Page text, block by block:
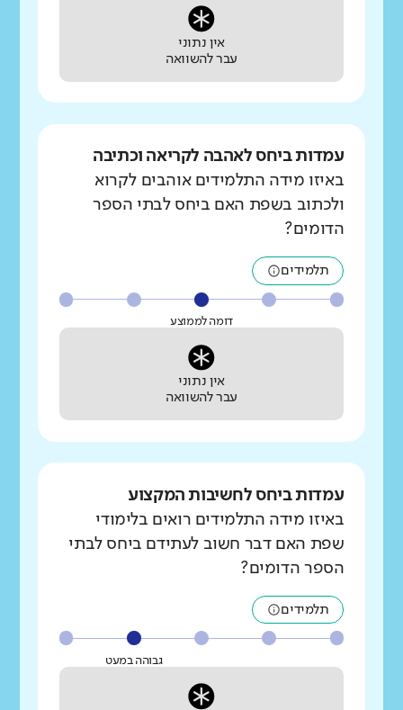
אין נתוני
עבר להשוואה
עמדות ביחס לאהבה לקריאה וכתיבה
באיזו מידה התלמידים אוהבים לקרוא
ולכתוב בשפת האם ביחס לבתי הספר
הדומים?
תלמידים
דומה לממוצע
אין נתוני
עבר להשוואה
עמדות ביחס לחשיבות המקצוע
באיזו מידה התלמידים רואים בלימודי
שפת האם דבר חשוב לעתידם ביחס לבתי
הספר הדומים?
תלמידים
גבוהה במעט